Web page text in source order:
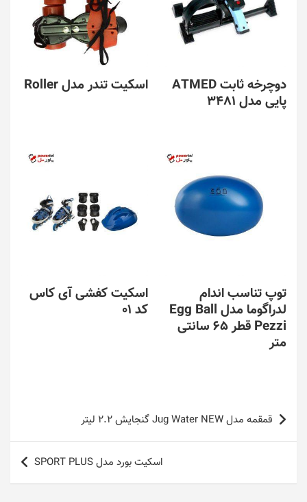
دوچرخه ثابت ATMED
پایی مدل 3481
اسکیت تندر مدل Roller
توپ تناسب اندام
لدراگوما مدل Egg Ball
Pezzi قطر 65 سانتی
متر
اسکیت کفشی آی کاس
کد 01
راهبری
نوشته
قمقمه مدل Jug Water NEW گنجایش 2.2 لیتر
اسکیت بورد مدل SPORT PLUS